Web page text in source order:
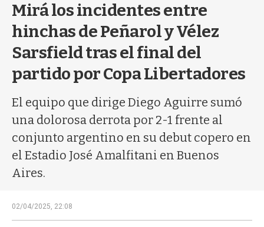
Mirá los incidentes entre
hinchas de Peñarol y Vélez
Sarsfield tras el final del
partido por Copa Libertadores
El equipo que dirige Diego Aguirre sumó
una dolorosa derrota por 2-1 frente al
conjunto argentino en su debut copero en
el Estadio José Amalfitani en Buenos
Aires.
02/04/2025, 22:08